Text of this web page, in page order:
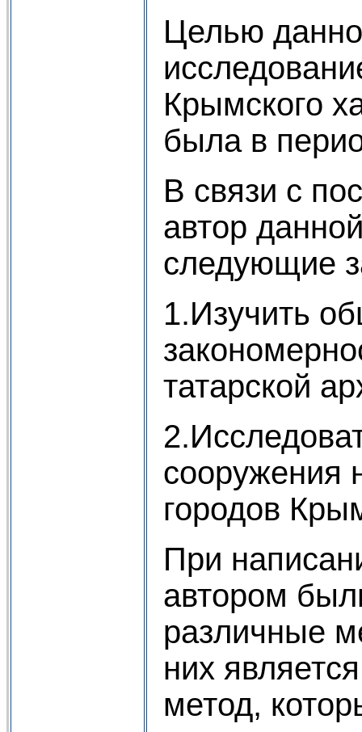
Целью
Крымского
была в
В связи с
автор
следующие
1.Изучить
татарской
сооружения
городов
При
автором
различные
них
метод,